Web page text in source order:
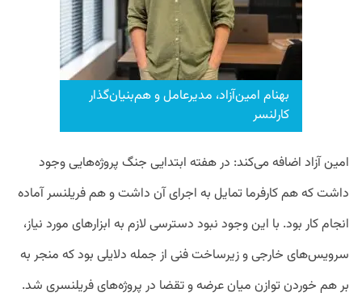
بهنام امین‌آزاد، مدیرعامل و هم‌بنیان‌گذار
کارلنسر
امین آزاد اضافه می‌کند: در هفته ابتدایی جنگ پروژه‌‌هایی وجود
داشت که هم کارفرما تمایل به اجرای آن داشت و هم فریلنسر آماده
انجام کار بود. با این وجود نبود دسترسی لازم به ابزار‌های مورد نیاز،
سرویس‌های خارجی و زیرساخت فنی از جمله دلایلی بود که منجر به
بر هم خوردن توازن میان عرضه و تقضا در پروژه‌های فریلنسری شد.